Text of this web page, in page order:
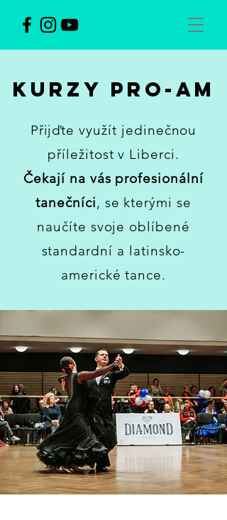
Kurzy Pro-am
Přijďte využít jedinečnou
příležitost v Liberci.
Čekají na vás profesionální
tanečníci, se kterými se
naučíte svoje oblíbené
standardní a latinsko-
americké tance.